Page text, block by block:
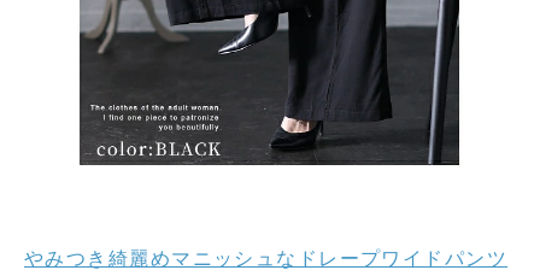
やみつき綺麗めマニッシュなドレープワイドパンツ